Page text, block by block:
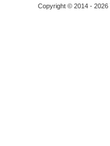
Copyright © 2014 -